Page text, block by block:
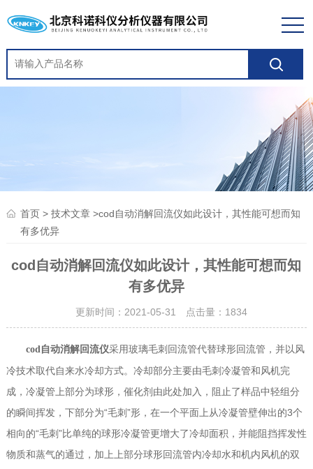
首页> 技术文章>cod自动消解回流仪如此设计，其性能可想而知
有多优异
cod自动消解回流仪如此设计，其性能可想而知
有多优异
更新时间：2021-05-31 点击量： 1834
cod自动消解回流仪采用玻璃毛刺回流管代替球形回流管，并以风
冷技术取代自来水冷却方式。冷却部分主要由毛刺冷凝管和风机完
成，冷凝管上部分为球形，催化剂由此处加入，阻止了样品中轻组分
的瞬间挥发，下部分为“毛刺”形，在一个平面上从冷凝管壁伸出的3个
相向的“毛刺”比单纯的球形冷凝管更增大了冷却面积，并能阻挡挥发性
物质和蒸气的通过，加上上部分球形回流管内冷却水和机内风机的双